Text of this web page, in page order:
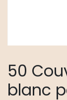
50
blanc